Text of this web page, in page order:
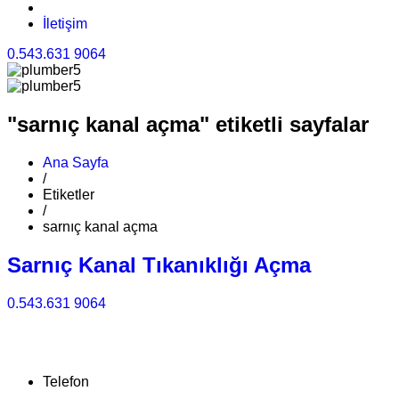
İletişim
0.543.631 9064
"sarnıç kanal açma" etiketli sayfalar
Ana Sayfa
/
Etiketler
/
sarnıç kanal açma
Sarnıç Kanal Tıkanıklığı Açma
0.543.631 9064
Telefon